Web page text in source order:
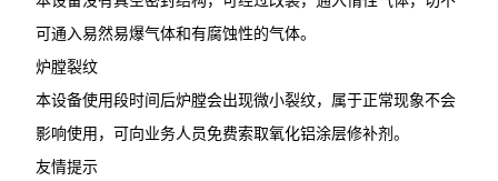
可通入易然易爆气体和有腐蚀性的气体。
炉膛裂纹
本设备使用段时间后炉膛会出现微小裂纹，属于正常现象不会
影响使用，可向业务人员免费索取氧化铝涂层修补剂。
友情提示